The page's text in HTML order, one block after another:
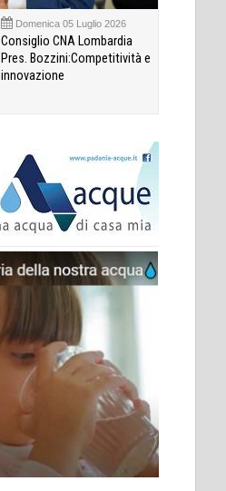
Domenica 05 Luglio 2026
Consiglio CNA Lombardia
Pres. Bozzini:Competitività e
innovazione